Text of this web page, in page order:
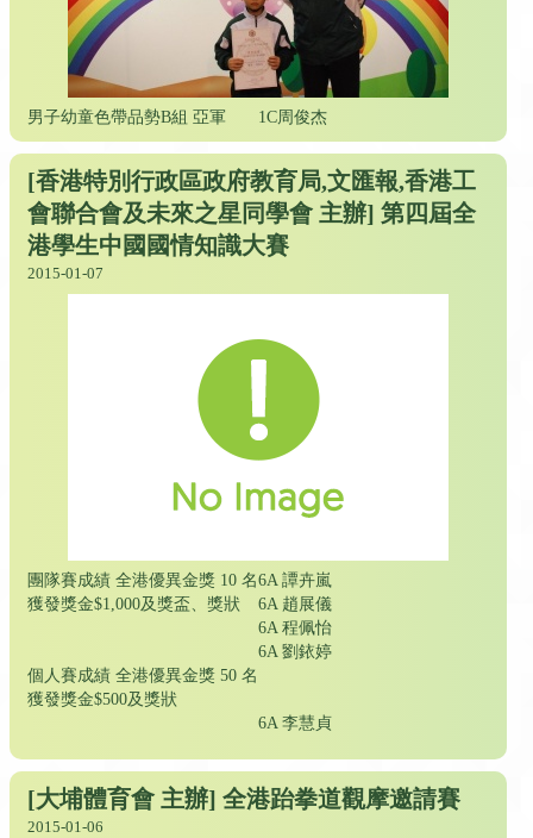
男子幼童色帶品勢B組 亞軍 1C周俊杰
[香港特別行政區政府教育局,文匯報,香港工
會聯合會及未來之星同學會 主辦] 第四屆全
港學生中國國情知識大賽
2015-01-07
團隊賽成績 全港優異金獎 10 名
獲發獎金$1,000及獎盃、獎狀
個人賽成績 全港優異金獎 50 名
獲發獎金$500及獎狀
6A 譚卉嵐
6A 趙展儀
6A 程佩怡
6A 劉銥婷
6A 李慧貞
[大埔體育會 主辦] 全港跆拳道觀摩邀請賽
2015-01-06